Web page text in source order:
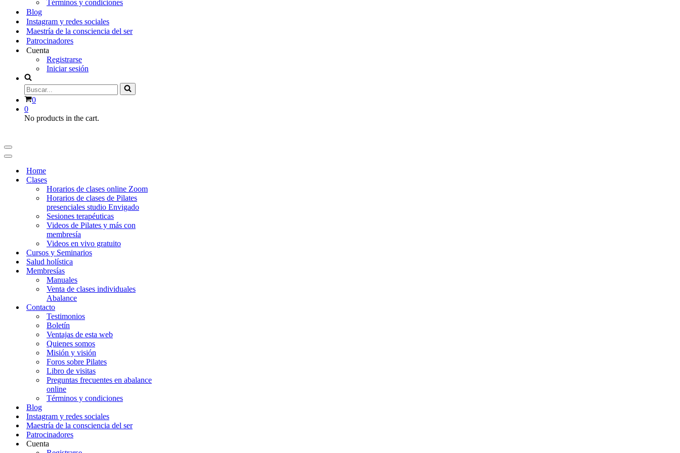
Términos y condiciones
Blog
Instagram y redes sociales
Maestría de la consciencia del ser
Patrocinadores
Cuenta
Registrarse
Iniciar sesión
Buscar...
Carrito
0
0
No products in the cart.
Menú
de
Menú
navegación
Home
Clases
Horarios de clases online Zoom
Horarios de clases de Pilates
presenciales studio Envigado
Sesiones terapéuticas
Videos de Pilates y más con
membresía
Videos en vivo gratuito
Cursos y Seminarios
Salud holística
Membresías
Manuales
Venta de clases individuales
Abalance
Contacto
Testimonios
Boletín
Ventajas de esta web
Quienes somos
Misión y visión
Foros sobre Pilates
Libro de visitas
Preguntas frecuentes en abalance
online
Términos y condiciones
Blog
Instagram y redes sociales
Maestría de la consciencia del ser
Patrocinadores
Cuenta